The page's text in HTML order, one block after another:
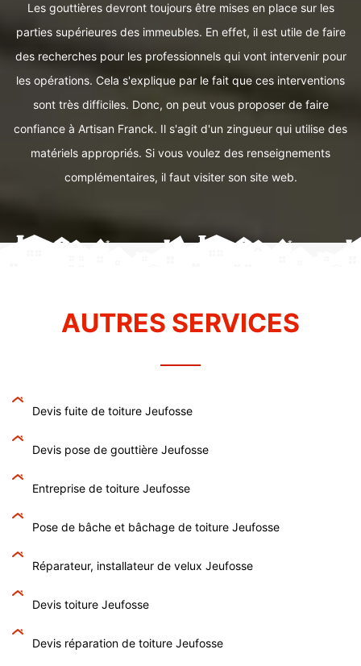
Les gouttières devront toujours être mises en place sur les
parties supérieures des immeubles. En effet, il est utile de faire
des recherches pour les professionnels qui vont intervenir pour
les opérations. Cela s'explique par le fait que ces interventions
sont très difficiles. Donc, on peut vous proposer de faire
confiance à Artisan Franck. Il s'agit d'un zingueur qui utilise des
matériels appropriés. Si vous voulez des renseignements
complémentaires, il faut visiter son site web.
AUTRES SERVICES
Devis fuite de toiture Jeufosse
Devis pose de gouttière Jeufosse
Entreprise de toiture Jeufosse
Pose de bâche et bâchage de toiture Jeufosse
Réparateur, installateur de velux Jeufosse
Devis toiture Jeufosse
Devis réparation de toiture Jeufosse